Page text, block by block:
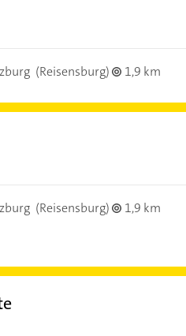
(Reisensburg) 1,9 km
(Reisensburg)
1,9 km